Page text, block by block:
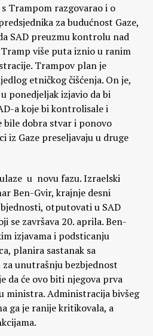
Trampom razgovarao i o
za budućnost Gaze,
SAD preuzmu kontrolu nad
više puta iznio u ranim
Trampov plan je
etničkog čišćenja. On je,
ponedjeljak izjavio da bi
a koje bi kontrolisale i
bile dobra stvar i ponovo
iz Gaze preseljavaju u druge
u novu fazu. Izraelski
Ben-Gvir, krajnje desni
otputovati u SAD
se završava 20. aprila. Ben-
izjavama i podsticanju
planira sastanak sa
unutrašnju bezbjednost
da će ovo biti njegova prva
ministra. Administracija bivšeg
ga je ranije kritikovala, a